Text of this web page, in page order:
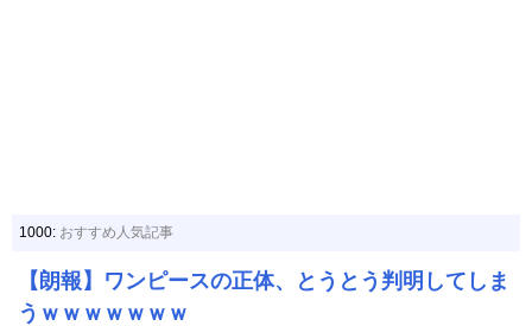
1000: おすすめ人気記事
【朗報】ワンピースの正体、とうとう判明してしま
うｗｗｗｗｗｗｗ